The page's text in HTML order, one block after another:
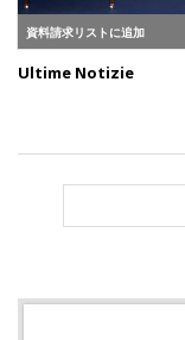
資料請求リストに追加
Ultime Notizie